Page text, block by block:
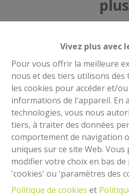
Vivez plus avec
Pour vous offrir la meilleure
nous et des tiers utilisons des
les cookies pour accéder et/
informations de l'appareil. En
technologies, vous nous
tiers, à traiter des données
comportement de navigation
uniques sur ce site Web.
modifier votre choix en bas
'cookies' ou 'paramètres des
Politique de cookies et
plus
À Vendre
Mentions légales
Agent immobilier
IPI 504.813- Belgique
Institut professionnel des